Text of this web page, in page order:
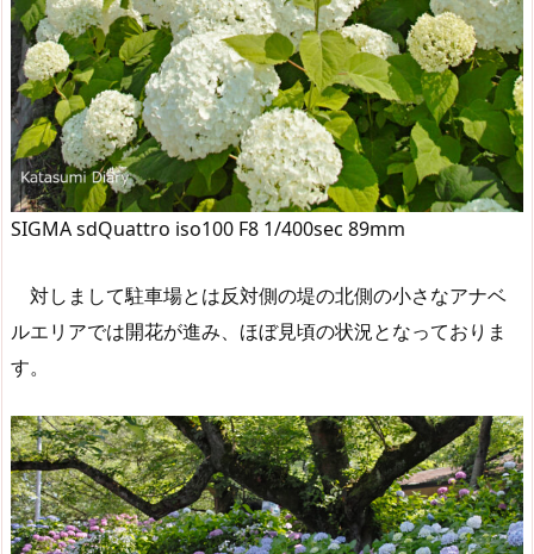
SIGMA sdQuattro iso100 F8 1/400sec 89mm
対しまして駐車場とは反対側の堤の北側の小さなアナベ
ルエリアでは開花が進み、ほぼ見頃の状況となっておりま
す。